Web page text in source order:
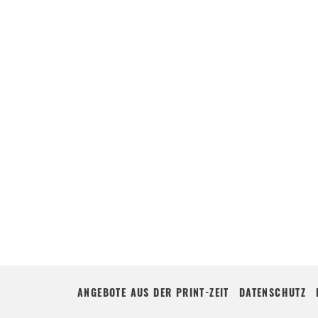
ANGEBOTE AUS DER PRINT-ZEIT DATENSCHUTZ